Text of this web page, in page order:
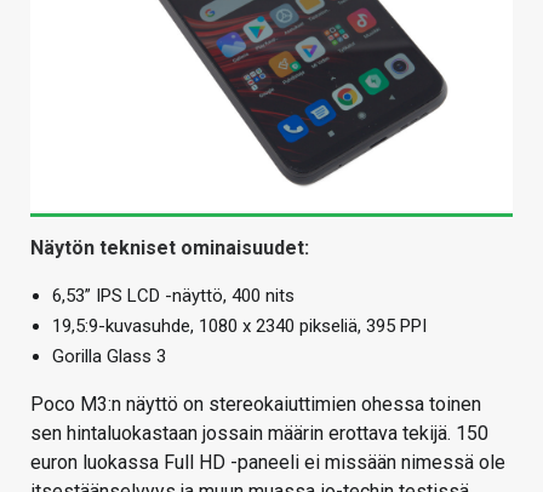
Näytön tekniset ominaisuudet:
6,53” IPS LCD -näyttö, 400 nits
19,5:9-kuvasuhde, 1080 x 2340 pikseliä, 395 PPI
Gorilla Glass 3
Poco M3:n näyttö on stereokaiuttimien ohessa toinen
sen hintaluokastaan jossain määrin erottava tekijä. 150
euron luokassa Full HD -paneeli ei missään nimessä ole